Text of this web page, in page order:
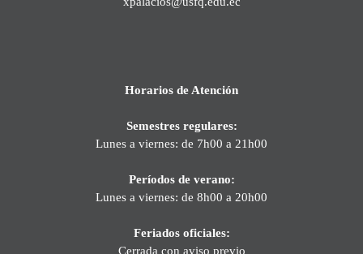
Horarios de Atención
Semestres regulares:
Lunes a viernes: de 7h00 a 21h00
Períodos de verano:
Lunes a viernes: de 8h00 a 20h00
Feriados oficiales:
Cerrada con aviso previo